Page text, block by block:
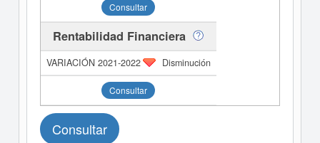
Consultar
Rentabilidad Financiera
Disminución
Consultar
Consultar